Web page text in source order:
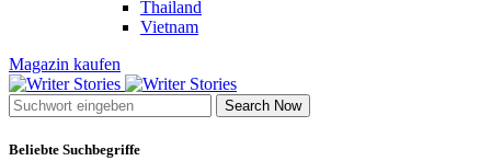
Thailand
Vietnam
Magazin kaufen
Search Now
Beliebte Suchbegriffe